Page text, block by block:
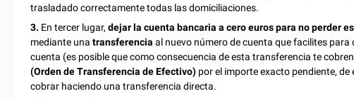
trasladado correctamente todas las domiciliaciones.
3. En tercer lugar,dejar la cuenta bancaria a cero euros para no perder
mediante unatransferencia al nuevo número de cuenta que facilites
cuenta (es posible que como consecuencia de esta transferencia te
(Orden de Transferencia de Efectivo) por el importe exacto pendiente,
cobrar haciendo una transferencia directa.